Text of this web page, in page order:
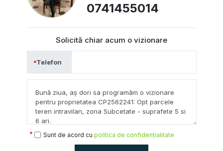
0741455014
Solicită chiar acum o vizionare
Telefon
Sunt de acord cu politica de confidențialitate